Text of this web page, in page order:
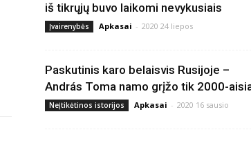
iš tikrųjų buvo laikomi nevykusiais
Įvairenybės Apkasai - 2020 24 liepos
Paskutinis karo belaisvis Rusijoje –
András Toma namo grįžo tik 2000-
Neįtikėtinos istorijos Apkasai - 2020 16 sausio